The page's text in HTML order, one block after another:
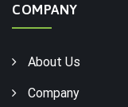
COMPANY
About Us
Company